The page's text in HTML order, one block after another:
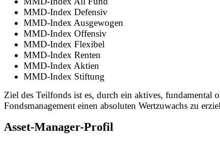
MMD-Index Defensiv
MMD-Index Ausgewogen
MMD-Index Offensiv
MMD-Index Flexibel
MMD-Index Renten
MMD-Index Aktien
MMD-Index Stiftung
Ziel des Teilfonds ist es, durch ein aktives, fundamental
Fondsmanagement einen absoluten Wertzuwachs zu
Asset-Manager-Profil